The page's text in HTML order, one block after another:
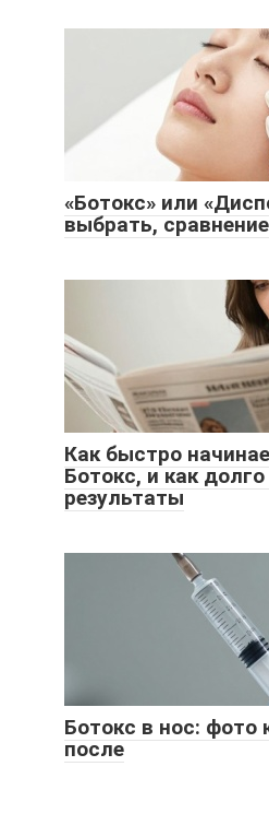
«Ботокс» или
выбрать,
Как быстро
Ботокс, и как
результаты
Ботокс в нос: фото
после